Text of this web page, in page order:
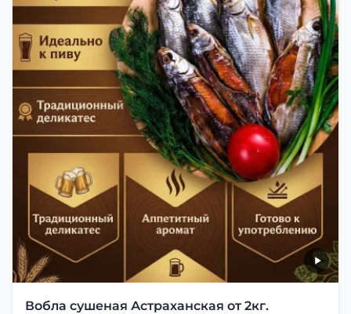
Вобла сушеная Астраханская от 2кг.